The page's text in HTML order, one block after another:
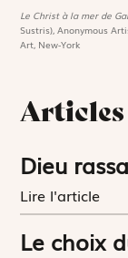
Le Christ à la mer de
Sustris), Anonymous
Art, New-York
Articles
Dieu
Lire l'article
Le choix